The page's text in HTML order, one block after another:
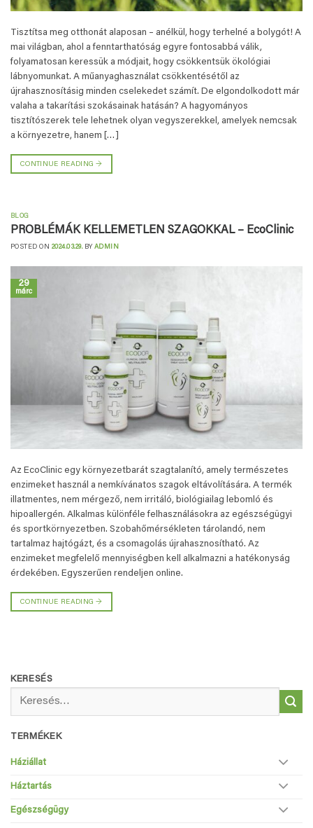
Tisztítsa meg otthonát alaposan – anélkül, hogy terhelné a bolygót! A
mai világban, ahol a fenntarthatóság egyre fontosabbá válik,
folyamatosan keressük a módjait, hogy csökkentsük ökológiai
lábnyomunkat. A műanyaghasználat csökkentésétől az
újrahasznosításig minden cselekedet számít. De elgondolkodott már
valaha a takarítási szokásainak hatásán? A hagyományos
tisztítószerek tele lehetnek olyan vegyszerekkel, amelyek nemcsak
a környezetre, hanem […]
CONTINUE READING→
BLOG
PROBLÉMÁK KELLEMETLEN SZAGOKKAL – EcoClinic
POSTED ON 2024.03.29. BY ADMIN
29
márc
Az EcoClinic egy környezetbarát szagtalanító, amely természetes
enzimeket használ a nemkívánatos szagok eltávolítására. A termék
illatmentes, nem mérgező, nem irritáló, biológiailag lebomló és
hipoallergén. Alkalmas különféle felhasználásokra az egészségügyi
és sportkörnyezetben. Szobahőmérsékleten tárolandó, nem
tartalmaz hajtógázt, és a csomagolás újrahasznosítható. Az
enzimeket megfelelő mennyiségben kell alkalmazni a hatékonyság
érdekében. Egyszerűen rendeljen online.
CONTINUE READING→
KERESÉS
TERMÉKEK
Háziállat
Háztartás
Egészségügy